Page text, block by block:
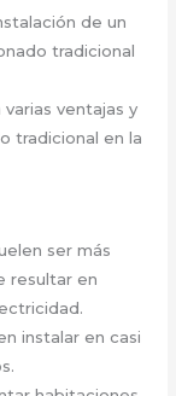
de un
tradicional
ventajas y
tradicional en la
ser más
resultar en
instalar en casi